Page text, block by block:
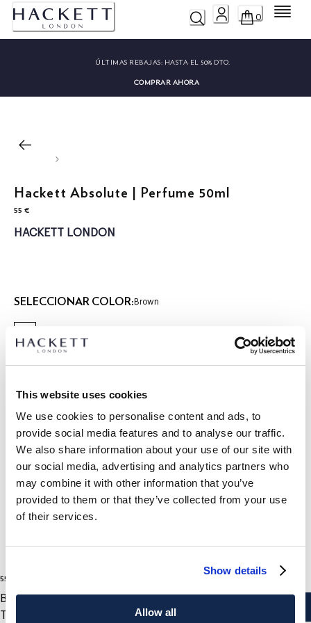
This website uses cookies
We use cookies to personalise content and ads, to
provide social media features and to analyse our traffic.
We also share information about your use of our site with
our social media, advertising and analytics partners who
may combine it with other information that you’ve
provided to them or that they’ve collected from your use
of their services.
Show details
Allow all
0 Menú
ÚLTIMAS REBAJAS: HASTA EL 50% DTO.
COMPRAR AHORA
Hackett Absolute | Perfume 50ml
55 €
precio actual 55 €
HACKETT LONDON
SELECCIONAR COLOR: Brown
SELECCIONAR TALLA:
DETALLES DEL PRODUCTO
DESCRIPCIÓN
HML10426
- Eau de Parfum disponible en 50 ml
- Fragancia seductora con un aire británico inolvidable
- Notas de cuerpo: Violetas, iris, geranio, cardamomo
- Notas de fondo: Cedro, ambar, vainilla, roble
bronce
- Tapón del frasco diseñado a partir del modelo de una
ENVÍO Y DEVOLUCIONES
Envíos y devoluciones GRATUITOS
Envío Express gratuito 24-48 horas laborables
Click & Collect en tienda GRATUITO: máx 3 días laborables
55 €
precio actual 55 €
BROWN
Talla
AÑADIR A LA CESTA
HACKETT NEWSLETTER